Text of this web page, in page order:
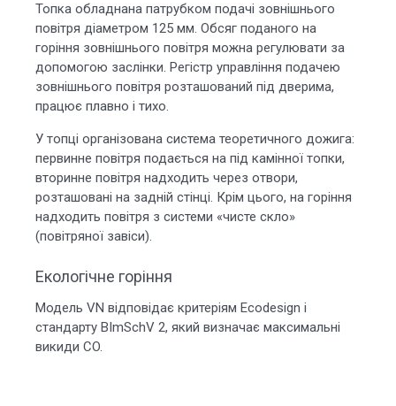
Топка обладнана патрубком подачі зовнішнього
повітря діаметром 125 мм. Обсяг поданого на
горіння зовнішнього повітря можна регулювати за
допомогою заслінки. Регістр управління подачею
зовнішнього повітря розташований під дверима,
працює плавно і тихо.
У топці організована система теоретичного дожига:
первинне повітря подається на під камінної топки,
вторинне повітря надходить через отвори,
розташовані на задній стінці. Крім цього, на горіння
надходить повітря з системи «чисте скло»
(повітряної завіси).
Екологічне горіння
Модель VN відповідає критеріям Ecodesign і
стандарту BImSchV 2, який визначає максимальні
викиди CO.